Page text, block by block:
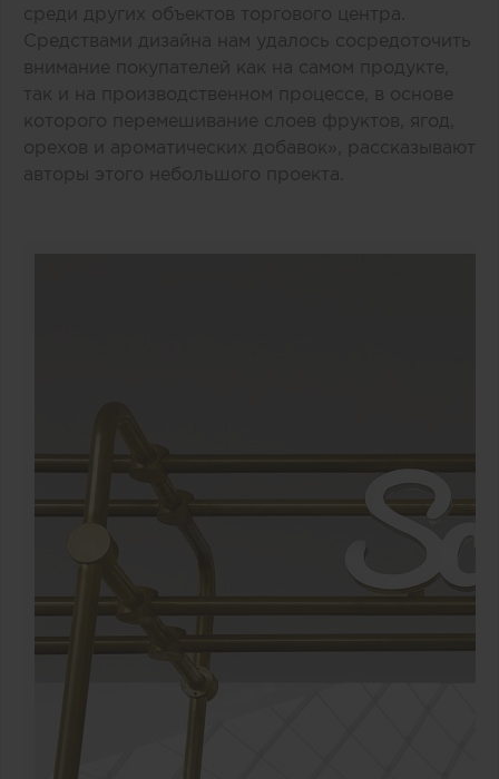
среди других объектов торгового центра.
Средствами дизайна нам удалось сосредоточить
внимание покупателей как на самом продукте,
так и на производственном процессе, в основе
которого перемешивание слоев фруктов, ягод,
орехов и ароматических добавок», рассказывают
авторы этого небольшого проекта.